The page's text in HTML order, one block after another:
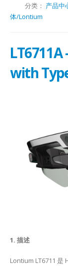
分类： 产品中
体/Lontium
with
1. 描述
Lontium LT6711 是